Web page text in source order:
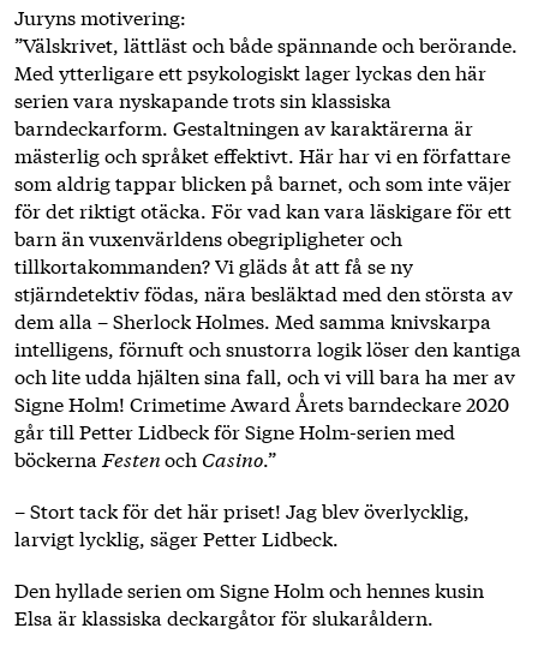
Juryns motivering:
”Välskrivet, lättläst och både spännande och berörande.
Med ytterligare ett psykologiskt lager lyckas den här
serien vara nyskapande trots sin klassiska
barndeckarform. Gestaltningen av karaktärerna är
mästerlig och språket effektivt. Här har vi en författare
som aldrig tappar blicken på barnet, och som inte väjer
för det riktigt otäcka. För vad kan vara läskigare för ett
barn än vuxenvärldens obegripligheter och
tillkortakommanden? Vi gläds åt att få se ny
stjärndetektiv födas, nära besläktad med den största av
dem alla – Sherlock Holmes. Med samma knivskarpa
intelligens, förnuft och snustorra logik löser den kantiga
och lite udda hjälten sina fall, och vi vill bara ha mer av
Signe Holm! Crimetime Award Årets barndeckare 2020
går till Petter Lidbeck för Signe Holm-serien med
böckerna Festenoch Casino.”
– Stort tack för det här priset! Jag blev överlycklig,
larvigt lycklig, säger Petter Lidbeck.
Den hyllade serien om Signe Holm och hennes kusin
Elsa är klassiska deckargåtor för slukaråldern.